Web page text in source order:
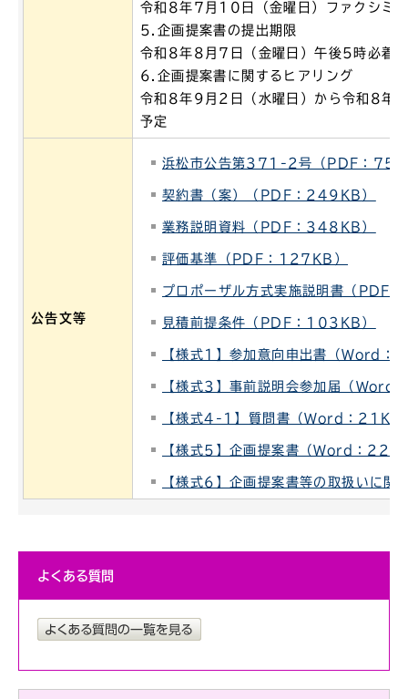
令和8年7月10日（金曜日）ファクシミ
5.企画提案書の提出期限
令和8年8月7日（金曜日）午後5時必着
6.企画提案書に関するヒアリング
令和8年9月2日（水曜日）から令和8年
予定
公告文等
浜松市公告第371-2号（PDF：
契約書（案）（PDF：249KB）
業務説明資料（PDF：348KB）
評価基準（PDF：127KB）
プロポーザル方式実施説明書（PDF
見積前提条件（PDF：103KB）
【様式1】参加意向申出書（Word：
【様式3】事前説明会参加届（Word
【様式4-1】質問書（Word：21KB
【様式5】企画提案書（Word：
【様式6】企画提案書等の取扱いに
よくある質問